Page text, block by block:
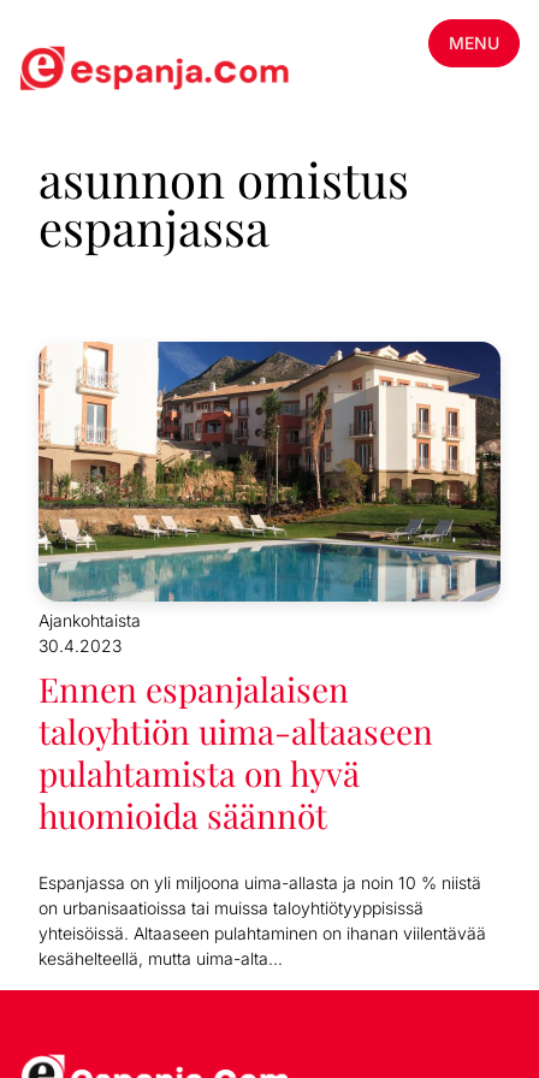
MENU
asunnon omistus
espanjassa
Ajankohtaista
30.4.2023
Ennen espanjalaisen
taloyhtiön uima-altaaseen
pulahtamista on hyvä
huomioida säännöt
Espanjassa on yli miljoona uima-allasta ja noin 10 % niistä
on urbanisaatioissa tai muissa taloyhtiötyyppisissä
yhteisöissä. Altaaseen pulahtaminen on ihanan viilentävää
kesähelteellä, mutta uima-alta...